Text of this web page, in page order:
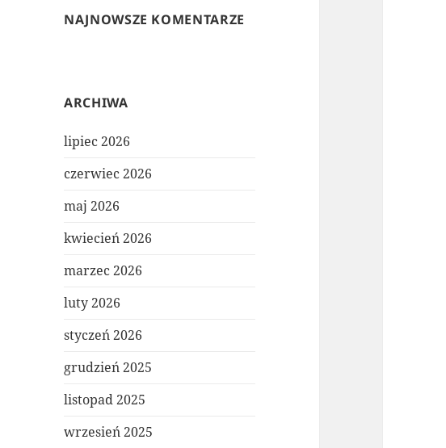
NAJNOWSZE KOMENTARZE
ARCHIWA
lipiec 2026
czerwiec 2026
maj 2026
kwiecień 2026
marzec 2026
luty 2026
styczeń 2026
grudzień 2025
listopad 2025
wrzesień 2025